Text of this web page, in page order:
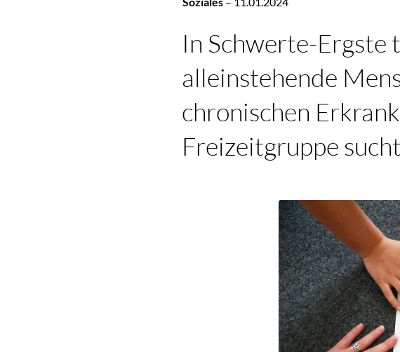
In Schwerte-
alleinstehende
chronischen
Freizeitgruppe